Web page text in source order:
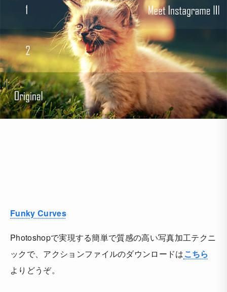
Funky Curves
Photoshopで実現する簡単で質感の高い写真加工テクニ
ックで、アクションファイルのダウンロードはこちら
よりどうぞ。